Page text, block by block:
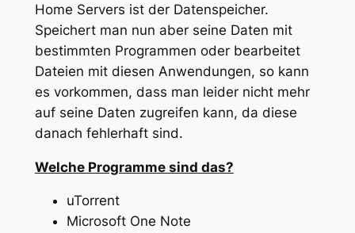
Home Servers ist der Datenspeicher.
Speichert man nun aber seine Daten mit
bestimmten Programmen oder bearbeitet
Dateien mit diesen Anwendungen, so kann
es vorkommen, dass man leider nicht mehr
auf seine Daten zugreifen kann, da diese
danach fehlerhaft sind.
Welche Programme sind das?
uTorrent
Microsoft One Note